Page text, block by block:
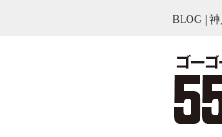
BLOG |